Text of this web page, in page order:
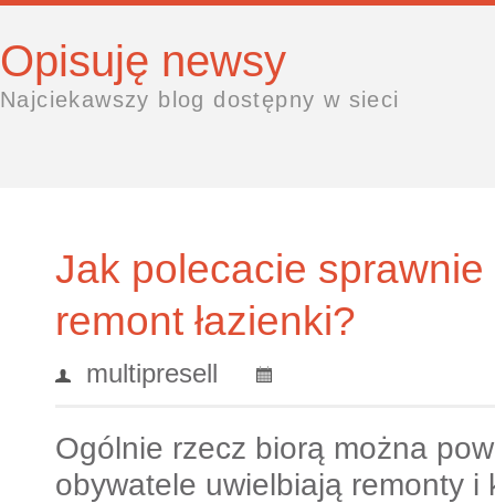
Opisuję newsy
Najciekawszy blog dostępny w sieci
Jak polecacie
remont łazienki?
multipresell
Ogólnie rzecz biorą można
obywatele uwielbiają remonty i